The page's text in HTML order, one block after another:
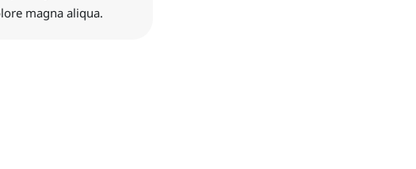
magna aliqua.